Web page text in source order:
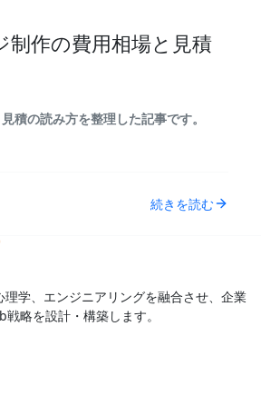
制作の費用相場と見積
積の読み方を整理した記事です。
続きを読む
学、エンジニアリングを融合させ、企業
略を設計・構築します。